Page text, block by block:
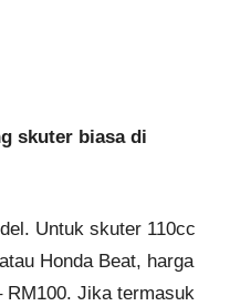
skuter biasa di
Untuk skuter 110cc
Honda Beat, harga
RM100. Jika termasuk